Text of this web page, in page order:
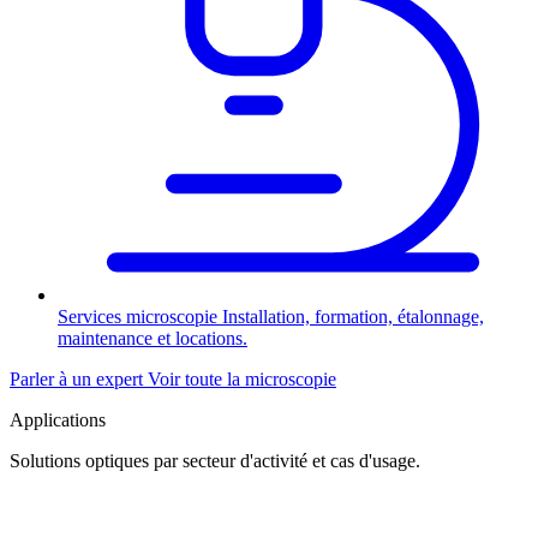
Services microscopie Installation, formation, étalonnage,
maintenance et locations.
Parler à un expert Voir toute la microscopie
Applications
Solutions optiques par secteur d'activité et cas d'usage.